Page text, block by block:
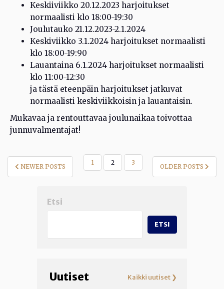
Keskiiviikko 20.12.2023 harjoitukset
normaalisti klo 18:00-19:30
Joulutauko 21.12.2023-2.1.2024
Keskiviikko 3.1.2024 harjoitukset normaalisti
klo 18:00-19:90
Lauantaina 6.1.2024 harjoitukset normaalisti
klo 11:00-12:30
ja tästä eteenpäin harjoitukset jatkuvat
normaalisti keskiviikkoisin ja lauantaisin.
Mukavaa ja rentouttavaa joulunaikaa toivottaa
junnuvalmentajat!
ARTIKKELIEN
SIVUTUS
NEWER POSTS
1 2 3
OLDER POSTS
Etsi
ETSI
Uutiset Kaikki uutiset ❯